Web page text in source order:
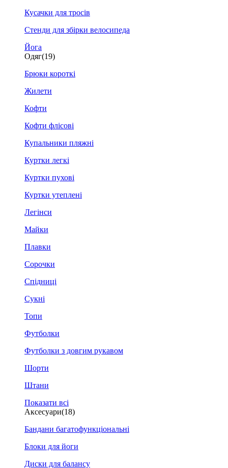
Кусачки для тросів
Стенди для збірки велосипеда
Йога
Одяг(19)
Брюки короткі
Жилети
Кофти
Кофти флісові
Купальники пляжні
Куртки легкі
Куртки пухові
Куртки утеплені
Легінси
Майки
Плавки
Сорочки
Спідниці
Сукні
Топи
Футболки
Футболки з довгим рукавом
Шорти
Штани
Показати всі
Аксесуари(18)
Бандани багатофункціональні
Блоки для йоги
Диски для балансу